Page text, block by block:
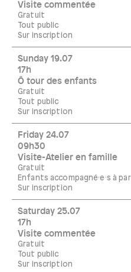
Visite commentée
Gratuit
Tout public
Sur inscription
Sunday 19.07
17h
Ô tour des enfants
Gratuit
Tout public
Sur inscription
Friday 24.07
09h30
Visite-Atelier en famille
Gratuit
Enfants accompagné·e·s à
Sur inscription
Saturday 25.07
17h
Visite commentée
Gratuit
Tout public
Sur inscription